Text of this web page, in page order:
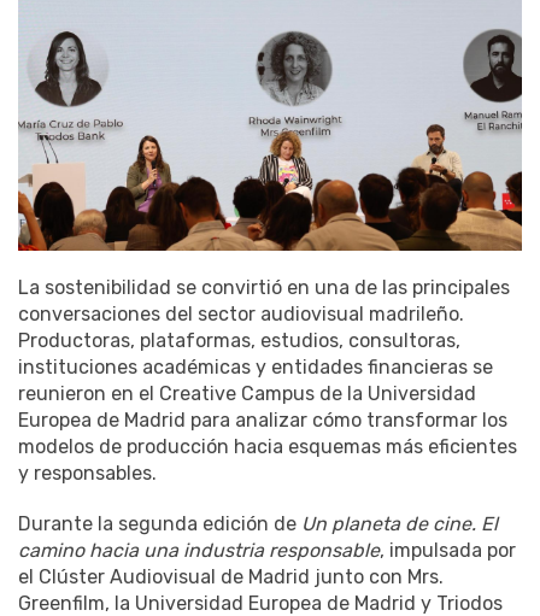
La sostenibilidad se convirtió en una de las principales
conversaciones del sector audiovisual madrileño.
Productoras, plataformas, estudios, consultoras,
instituciones académicas y entidades financieras se
reunieron en el Creative Campus de la Universidad
Europea de Madrid para analizar cómo transformar los
modelos de producción hacia esquemas más eficientes
y responsables.
Durante la segunda edición de Un planeta de cine. El
camino hacia una industria responsable, impulsada por
el Clúster Audiovisual de Madrid junto con Mrs.
Greenfilm, la Universidad Europea de Madrid y Triodos